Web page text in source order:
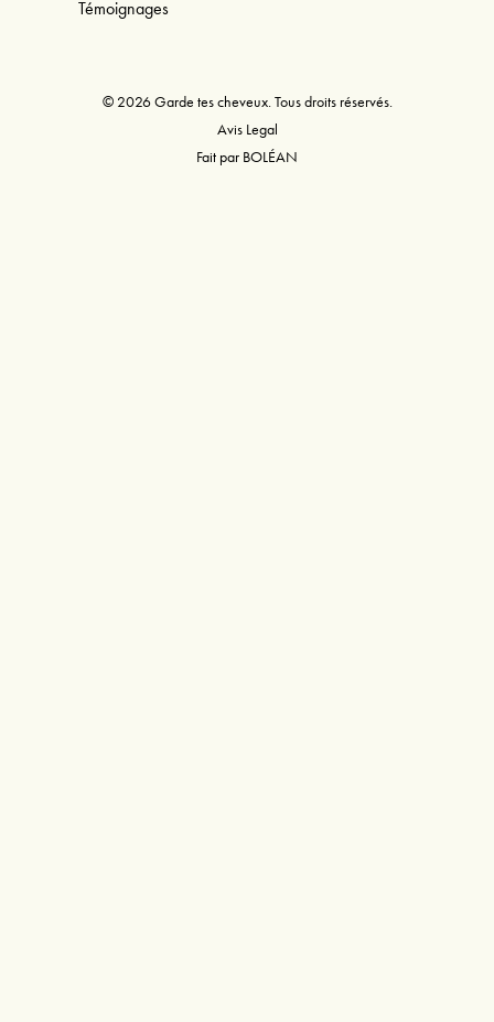
Témoignages
© 2026 Garde tes cheveux. Tous droits réservés.
Avis Legal
Fait par BOLÉAN